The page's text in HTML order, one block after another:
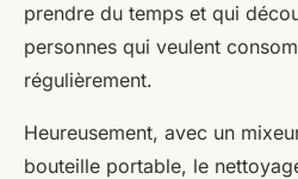
prendre du temps et qui
personnes qui veulent
régulièrement.
Heureusement, avec un
bouteille portable, le